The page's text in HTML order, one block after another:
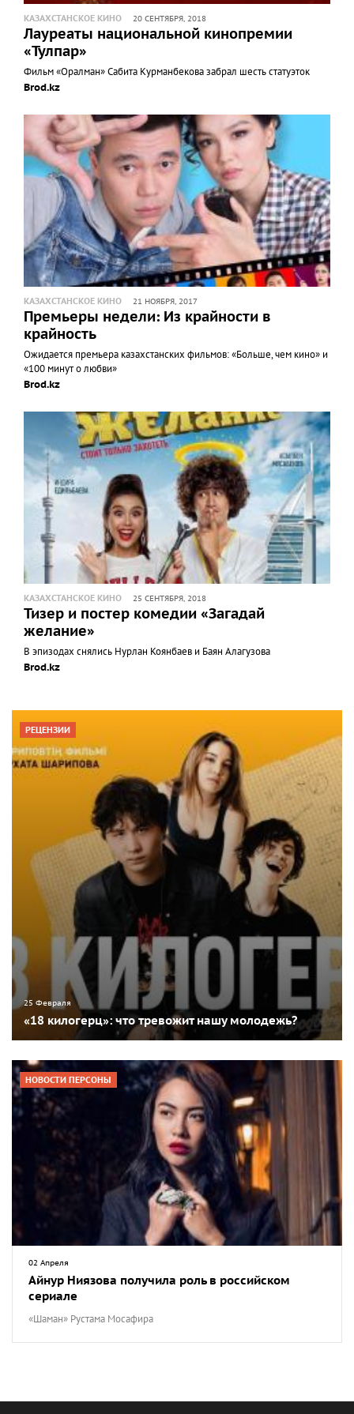
КАЗАХСТАНСКОЕ КИНО 20 СЕНТЯБРЯ, 2018
Лауреаты национальной кинопремии
«Тулпар»
Фильм «Оралман» Сабита Курманбекова забрал шесть статуэток
Brod.kz
КАЗАХСТАНСКОЕ КИНО 21 НОЯБРЯ, 2017
Премьеры недели: Из крайности в
крайность
Ожидается премьера казахстанских фильмов: «Больше, чем кино» и
«100 минут о любви»
Brod.kz
КАЗАХСТАНСКОЕ КИНО 25 СЕНТЯБРЯ, 2018
Тизер и постер комедии «Загадай
желание»
В эпизодах снялись Нурлан Коянбаев и Баян Алагузова
Brod.kz
РЕЦЕНЗИИ
25 Февраля
«18 килогерц»: что тревожит нашу молодежь?
НОВОСТИ ПЕРСОНЫ
02 Апреля
Айнур Ниязова получила роль в российском
сериале
«Шаман» Рустама Мосафира